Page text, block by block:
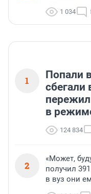
1 034
1
Попали
сбегали
в
124 834
2
«Может,
получил
в вуз они